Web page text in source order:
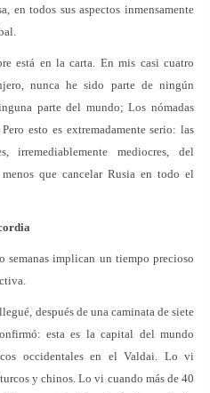
en todos sus aspectos inmensamente
está en la carta. En mis casi cuatro
nunca he sido parte de ningún
parte del mundo; Los nómadas
esto es extremadamente serio: las
irremediablemente mediocres, del
que cancelar Rusia en todo el
semanas implican un tiempo precioso
después de una caminata de siete
esta es la capital del mundo
occidentales en el Valdai. Lo vi
y chinos. Lo vi cuando más de 40